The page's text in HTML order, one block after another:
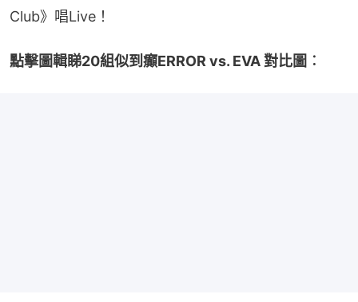
Club》唱Live！
點擊圖輯睇20組似到癲ERROR vs. EVA 對比圖︰